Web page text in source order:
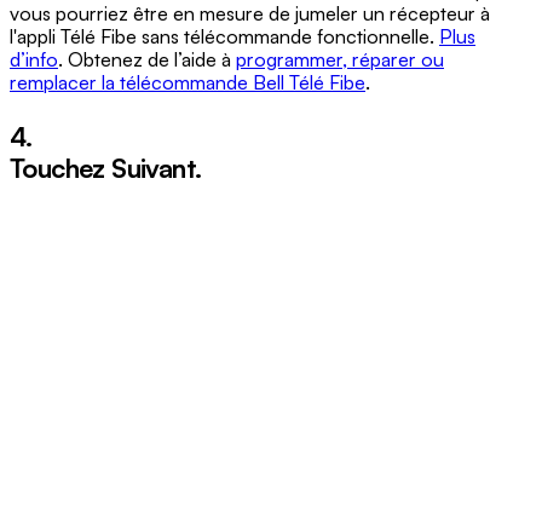
vous pourriez être en mesure de jumeler un récepteur à
l'appli Télé Fibe sans télécommande fonctionnelle. Plus
d’info. Obtenez de l’aide à programmer, réparer ou
remplacer la télécommande Bell Télé Fibe.
4.
Touchez Suivant.